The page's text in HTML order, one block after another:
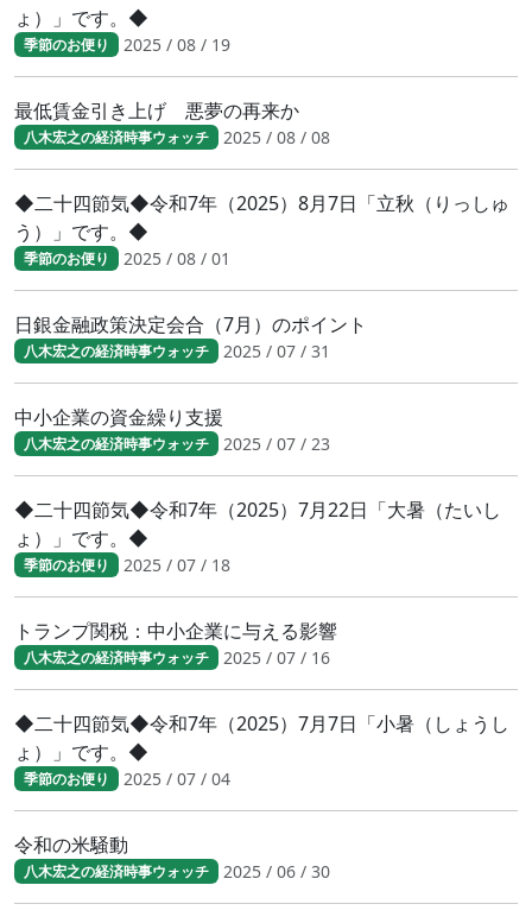
ょ）」です。◆
季節のお便り 2025 / 08 / 19
最低賃金引き上げ 悪夢の再来か
八木宏之の経済時事ウォッチ 2025 / 08 / 08
◆二十四節気◆令和7年（2025）8月7日「立秋（りっしゅ
う）」です。◆
季節のお便り 2025 / 08 / 01
日銀金融政策決定会合（7月）のポイント
八木宏之の経済時事ウォッチ 2025 / 07 / 31
中小企業の資金繰り支援
八木宏之の経済時事ウォッチ 2025 / 07 / 23
◆二十四節気◆令和7年（2025）7月22日「大暑（たいし
ょ）」です。◆
季節のお便り 2025 / 07 / 18
トランプ関税：中小企業に与える影響
八木宏之の経済時事ウォッチ 2025 / 07 / 16
◆二十四節気◆令和7年（2025）7月7日「小暑（しょうし
ょ）」です。◆
季節のお便り 2025 / 07 / 04
令和の米騒動
八木宏之の経済時事ウォッチ 2025 / 06 / 30